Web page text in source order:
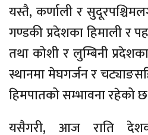
यस्तै, कर्णाली र
गण्डकी प्रदेशका हिमाली र
तथा कोशी र लुम्बिनी
स्थानमा मेघगर्जन र
हिमपातको सम्भावना रहेको छ
यसैगरी, आज राति